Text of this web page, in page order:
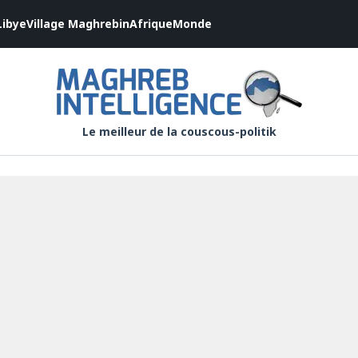
Village MaghrebinAfriqueMonde
Le meilleur de la couscous-politik